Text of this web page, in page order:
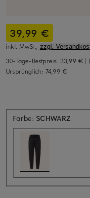
39,99 €
inkl. MwSt., zzgl.
30-Tage-Bestpreis: 33,99 € |
Ursprünglich: 74,99 €
Farbe: SCHWARZ